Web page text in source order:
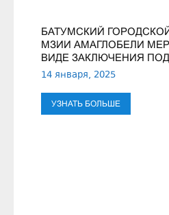
БАТУМСКИЙ
МЗИИ АМАГЛОБЕЛИ
ВИДЕ ЗАКЛЮЧЕНИЯ
14 января, 2025
УЗНАТЬ БОЛЬШЕ